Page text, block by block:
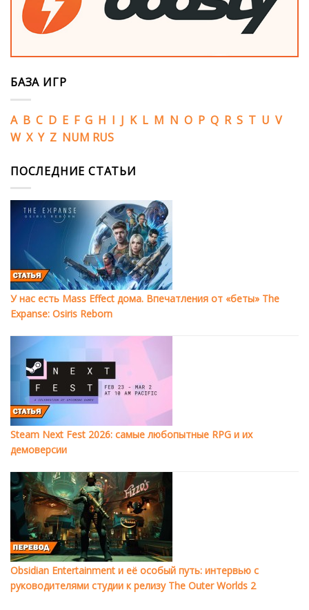
БАЗА ИГР
A B C D E F G H I J K L M N O P Q R S T U V
W X Y Z NUM RUS
ПОСЛЕДНИЕ СТАТЬИ
У нас есть Mass Effect дома. Впечатления от «беты» The
Expanse: Osiris Reborn
Steam Next Fest 2026: самые любопытные RPG и их
демоверсии
Obsidian Entertainment и её особый путь: интервью с
руководителями студии к релизу The Outer Worlds 2